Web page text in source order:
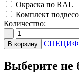
Окраска по RAL
Комплект
Количество:
-
В корзину
Выберите не